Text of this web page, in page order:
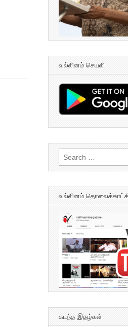
வல்லினம் செயலி
Search
for:
வல்லினம்
கடந்த இதழ்கள்